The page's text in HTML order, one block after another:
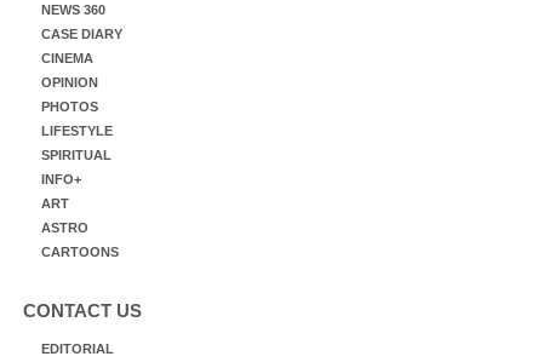
NEWS 360
CASE DIARY
CINEMA
OPINION
PHOTOS
LIFESTYLE
SPIRITUAL
INFO+
ART
ASTRO
CARTOONS
CONTACT US
EDITORIAL